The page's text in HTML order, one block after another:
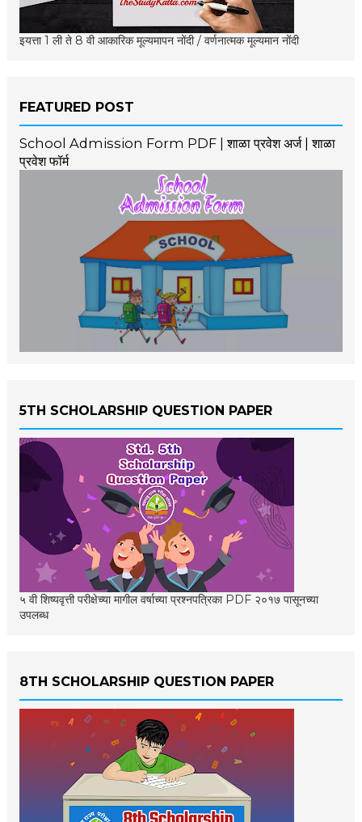
इयत्ता 1 ली ते 8 वी आकारिक मूल्यमापन नोंदी / वर्णनात्मक मूल्यमान नोंदी
FEATURED POST
School Admission Form PDF | शाळा प्रवेश अर्ज | शाळा
प्रवेश फॉर्म
5TH SCHOLARSHIP QUESTION PAPER
५ वी शिष्यवृत्ती परीक्षेच्या मागील वर्षाच्या प्रश्नपत्रिका PDF २०१७ पासूनच्या
उपलब्ध
8TH SCHOLARSHIP QUESTION PAPER